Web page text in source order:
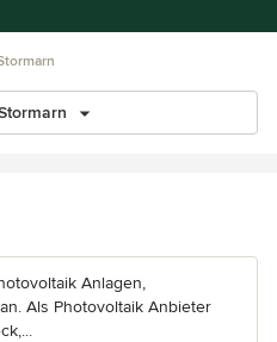
Anlagen,
Als Photovoltaik Anbieter